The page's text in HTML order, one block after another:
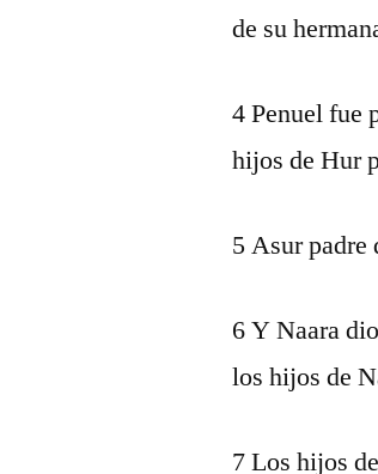
de su
4 Penuel fue
hijos de Hur
5 Asur padre
6 Y Naara
los hijos de
7 Los hijos